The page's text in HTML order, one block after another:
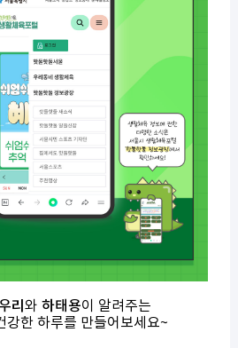
리 와 하태용이 알려주는
강한 하루를 만들어보세요~